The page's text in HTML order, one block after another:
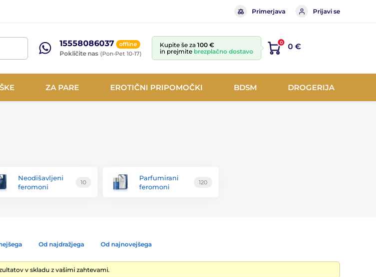
Primerjava Prijavi se
15558086037 offline
Pokličite nas (Pon-Pet 10-17)
Kupite še za 100 €
in prejmite brezplačno dostavo
0 0 €
ZA PARE EROTIČNI PRIPOMOČKI BDSM DROGERIJA
Neodišavljeni
feromoni
10
Parfumirani
feromoni
120
Od najdražjega Od najnovejšega
v skladu z vašimi zahtevami.